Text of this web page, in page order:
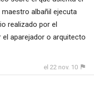
albañil ejecuta
realizado por el
aparejador o arquitecto
el 22 nov. 10